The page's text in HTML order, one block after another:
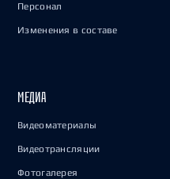
Персонал
Изменения в составе
МЕДИА
Видеоматериалы
Видеотрансляции
Фотогалерея